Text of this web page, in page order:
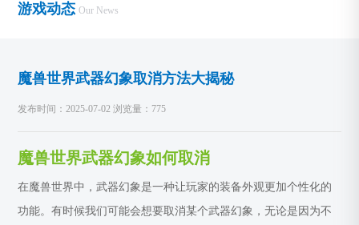
游戏动态 Our News
魔兽世界武器幻象取消方法大揭秘
发布时间：2025-07-02 浏览量：775
魔兽世界武器幻象如何取消
在魔兽世界中，武器幻象是一种让玩家的装备外观更加个性化的
功能。有时候我们可能会想要取消某个武器幻象，无论是因为不